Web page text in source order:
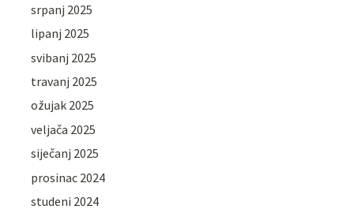
srpanj 2025
lipanj 2025
svibanj 2025
travanj 2025
ožujak 2025
veljača 2025
siječanj 2025
prosinac 2024
studeni 2024